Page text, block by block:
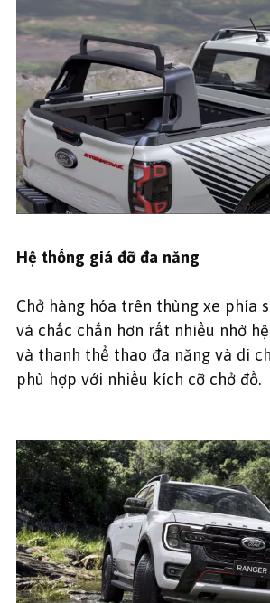
Hệ thống giá đỡ đa năng
Chở hàng hóa trên thùng xe phía
và chắc chắn hơn rất nhiều nhờ
và thanh thể thao đa năng và di
phù hợp với nhiều kích cỡ chở đồ.